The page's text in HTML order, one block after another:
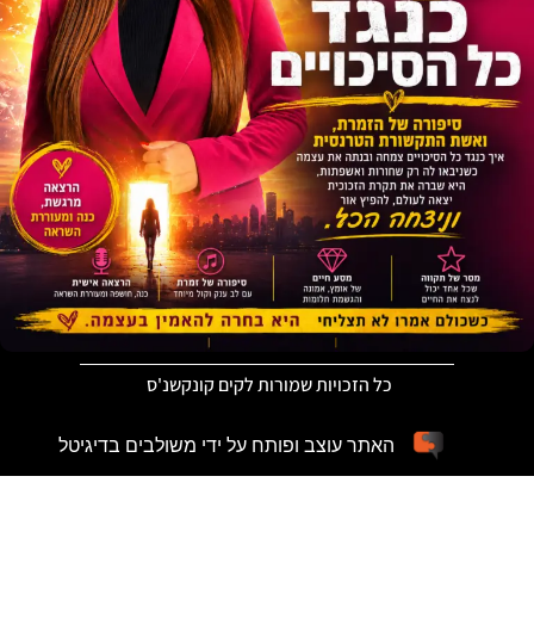
כל הזכויות שמורות לקים קונקשנ'ס
האתר עוצב ופותח על ידי משולבים בדיגיטל